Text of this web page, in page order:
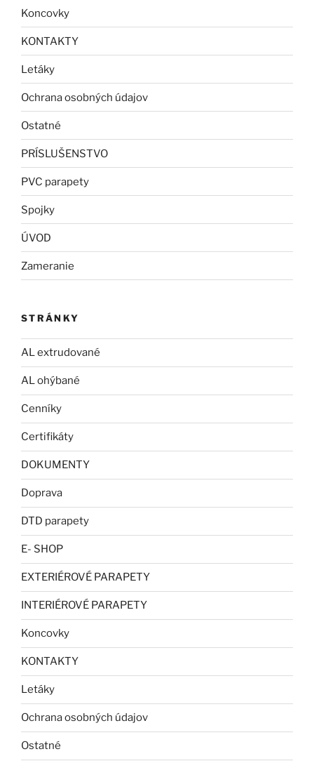
Koncovky
KONTAKTY
Letáky
Ochrana osobných údajov
Ostatné
PRÍSLUŠENSTVO
PVC parapety
Spojky
ÚVOD
Zameranie
STRÁNKY
AL extrudované
AL ohýbané
Cenníky
Certifikáty
DOKUMENTY
Doprava
DTD parapety
E- SHOP
EXTERIÉROVÉ PARAPETY
INTERIÉROVÉ PARAPETY
Koncovky
KONTAKTY
Letáky
Ochrana osobných údajov
Ostatné